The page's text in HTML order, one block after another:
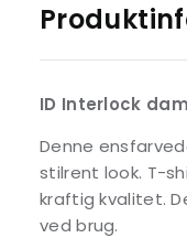
ID Interlock
Denne
stilrent look. T-
kraftig kvalitet.
ved brug.